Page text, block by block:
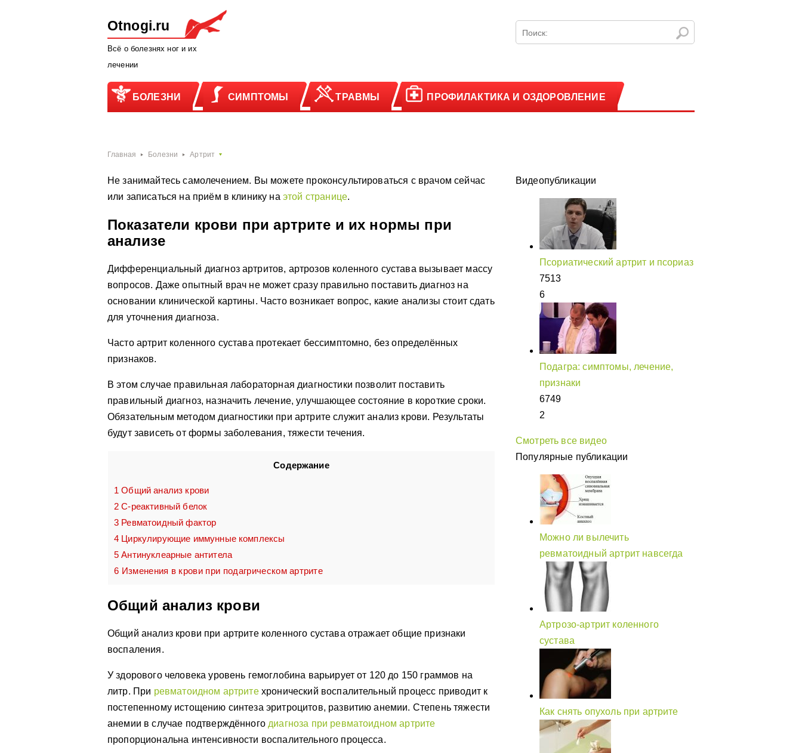
Otnogi.ru
Всё о болезнях ног и их
лечении
БОЛЕЗНИ СИМПТОМЫ ТРАВМЫ ПРОФИЛАКТИКА И ОЗДОРОВЛЕНИЕ
Главная Болезни Артрит
Не занимайтесь самолечением. Вы можете проконсультироваться с врачом сейчас
или записаться на приём в клинику на этой странице.
Показатели крови при артрите и их нормы при
анализе
Дифференциальный диагноз артритов, артрозов коленного сустава вызывает массу
вопросов. Даже опытный врач не может сразу правильно поставить диагноз на
основании клинической картины. Часто возникает вопрос, какие анализы стоит сдать
для уточнения диагноза.
Часто артрит коленного сустава протекает бессимптомно, без определённых
признаков.
В этом случае правильная лабораторная диагностики позволит поставить
правильный диагноз, назначить лечение, улучшающее состояние в короткие сроки.
Обязательным методом диагностики при артрите служит анализ крови. Результаты
будут зависеть от формы заболевания, тяжести течения.
Содержание
1 Общий анализ крови
2 С-реактивный белок
3 Ревматоидный фактор
4 Циркулирующие иммунные комплексы
5 Антинуклеарные антитела
6 Изменения в крови при подагрическом артрите
Общий анализ крови
Общий анализ крови при артрите коленного сустава отражает общие признаки
воспаления.
У здорового человека уровень гемоглобина варьирует от 120 до 150 граммов на
литр. При ревматоидном артритехронический воспалительный процесс приводит к
постепенному истощению синтеза эритроцитов, развитию анемии. Степень тяжести
анемии в случае подтверждённого диагноза при ревматоидном артрите
пропорциональна интенсивности воспалительного процесса.
Видеопубликации
Псориатический артрит и псориаз
7513
6
Подагра: симптомы, лечение,
признаки
6749
2
Смотреть все видео
Популярные публикации
Можно ли вылечить
ревматоидный артрит навсегда
Артрозо-артрит коленного
сустава
Как снять опухоль при артрите